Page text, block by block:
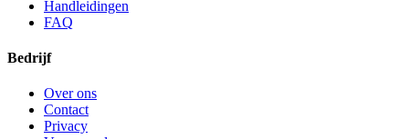
Handleidingen
FAQ
Bedrijf
Over ons
Contact
Privacy